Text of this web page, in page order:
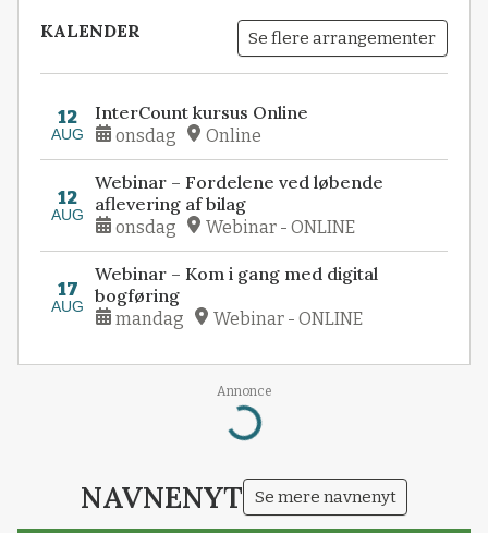
KALENDER Se flere arrangementer
12
AUG
InterCount kursus Online
onsdag Online
12
AUG
Webinar – Fordelene ved løbende
aflevering af bilag
onsdag Webinar - ONLINE
17
AUG
Webinar – Kom i gang med digital
bogføring
mandag Webinar - ONLINE
Annonce
Loading...
NAVNENYT Se mere navnenyt